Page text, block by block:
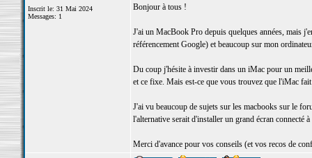
Inscrit le: 31 Mai 2024
Messages: 1
Bonjour à tous !
J'ai un MacBook Pro depuis quelques années, mais
référencement Google) et beaucoup sur mon
Du coup j'hésite à investir dans un iMac pour un
et ce fixe. Mais est-ce que vous trouvez que l'iMac
J'ai vu beaucoup de sujets sur les macbooks sur le
l'alternative serait d'installer un grand écran connecté
Merci d'avance pour vos conseils (et vos recos de